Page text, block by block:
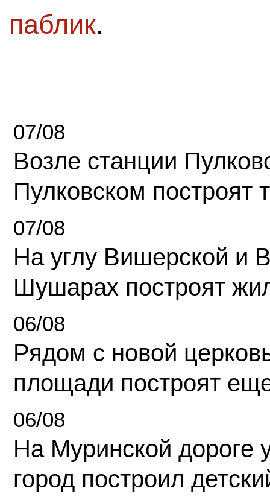
паблик.
07/08
Возле станции
Пулковском построят
07/08
На углу Вишерской и
Шушарах построят
06/08
Рядом с новой
площади построят
06/08
На Муринской дороге
город построил